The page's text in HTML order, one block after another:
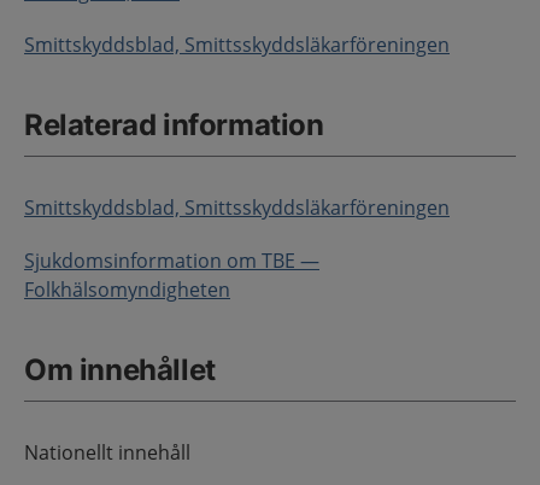
Smittskyddsblad, Smittsskyddsläkarföreningen
Relaterad information
Smittskyddsblad, Smittsskyddsläkarföreningen
Sjukdomsinformation om TBE —
Folkhälsomyndigheten
Om innehållet
Nationellt innehåll